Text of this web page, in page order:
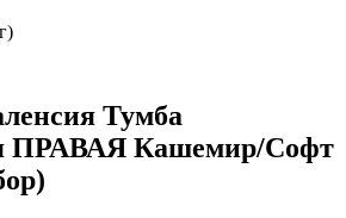
Тумба
ПРАВАЯ Кашемир/Софт